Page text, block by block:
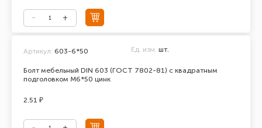
Болт мебельный DIN 603 (ГОСТ 7802-81) с квадратным
подголовком М6*50 цинк
Артикул: 603-6*50 Ед. изм. шт.
2.51 ₽